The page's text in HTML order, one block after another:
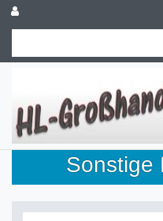
Sonstige